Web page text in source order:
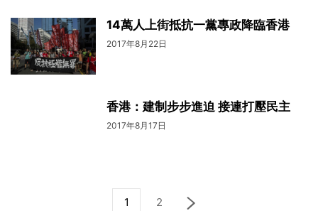
14萬人上街抵抗一黨專政降臨香港
2017年8月22日
香港：建制步步進迫 接連打壓民主
2017年8月17日
1 2